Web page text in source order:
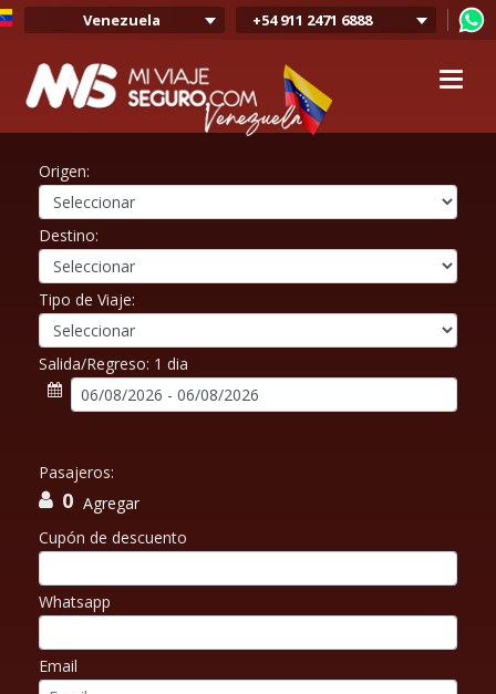
+54 911 2471 6888
Venezuela
Colombia
Mexico
Peru
Origen:
Destino:
Tipo de Viaje:
Salida/Regreso: 1 dia
Pasajeros:
0 Agregar
Cupón de descuento
Whatsapp
Email